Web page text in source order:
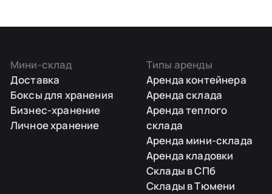
Мини-склад
Доставка
Боксы для хранения
Бизнес-хранение
Личное хранение
Типы аренды
Аренда контейнера
Аренда склада
Аренда теплого
склада
Аренда мини-склада
Аренда кладовки
Склады в СПб
Склады в Тюмени